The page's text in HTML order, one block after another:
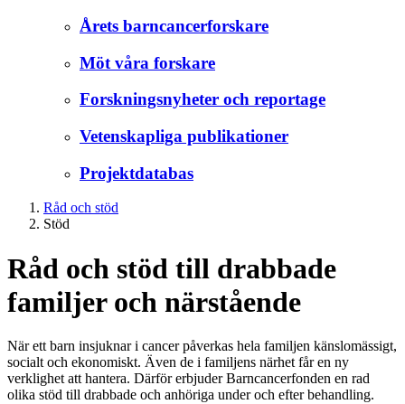
Årets barncancerforskare
Möt våra forskare
Forskningsnyheter och reportage
Vetenskapliga publikationer
Projektdatabas
Råd och stöd
Stöd
Råd och stöd till drabbade
familjer och närstående
När ett barn insjuknar i cancer påverkas hela familjen känslomässigt,
socialt och ekonomiskt. Även de i familjens närhet får en ny
verklighet att hantera. Därför erbjuder Barncancerfonden en rad
olika stöd till drabbade och anhöriga under och efter behandling.